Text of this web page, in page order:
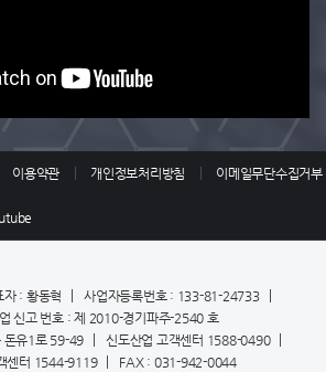
이용약관 개인정보처리방침 이메일무단수집거부
자 : 황동혁
사업자등록번호 : 133-81-24733
신고 번호 : 제 2010-경기파주-2540 호
돈유1로 59-49
신도산업 고객센터 1588-0490
센터 1544-9119
FAX : 031-942-0044